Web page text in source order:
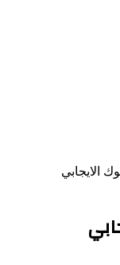
الايجابي